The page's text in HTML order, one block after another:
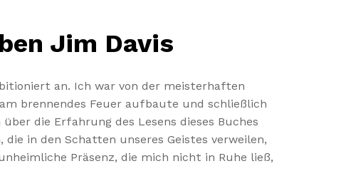
Jim Davis
an. Ich war von der meisterhaften
brennendes Feuer aufbaute und schließlich
die Erfahrung des Lesens dieses Buches
in den Schatten unseres Geistes verweilen,
Präsenz, die mich nicht in Ruhe ließ,